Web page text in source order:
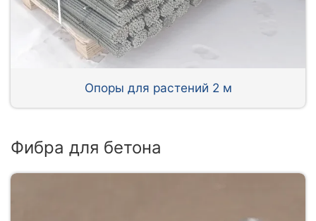
Опоры для растений 2 м
Фибра для бетона